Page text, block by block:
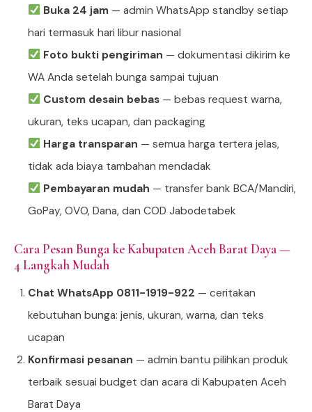
Buka 24 jam— admin WhatsApp standby setiap
hari termasuk hari libur nasional
Foto bukti pengiriman — dokumentasi dikirim ke
WA Anda setelah bunga sampai tujuan
Custom desain bebas— bebas request warna,
ukuran, teks ucapan, dan packaging
Harga transparan — semua harga tertera jelas,
tidak ada biaya tambahan mendadak
Pembayaran mudah — transfer bank BCA/Mandiri,
GoPay, OVO, Dana, dan COD Jabodetabek
Cara Pesan Bunga ke Kabupaten Aceh Barat Daya —
4 Langkah Mudah
Chat WhatsApp 0811-1919-922 — ceritakan
kebutuhan bunga: jenis, ukuran, warna, dan teks
ucapan
Konfirmasi pesanan — admin bantu pilihkan produk
terbaik sesuai budget dan acara di Kabupaten Aceh
Barat Daya